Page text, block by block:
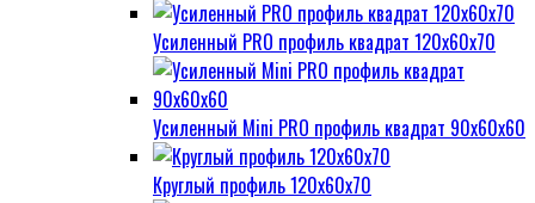
Усиленный PRO профиль квадрат 120х60х70
Усиленный Mini PRO профиль квадрат 90х60х60
Круглый профиль 120х60х70